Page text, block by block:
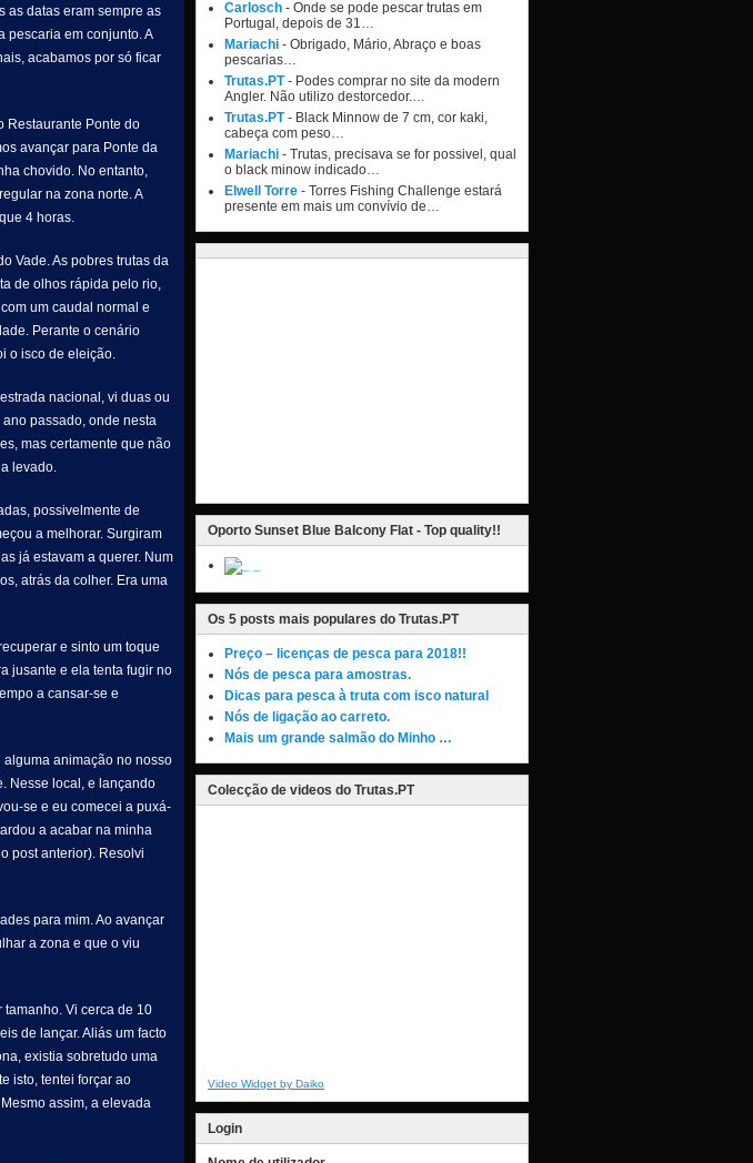
as datas eram sempre as
pescaria em conjunto. A
acabamos por só ficar
Restaurante Ponte do
avançar para Ponte da
chovido. No entanto,
na zona norte. A
4 horas.
Vade. As pobres trutas da
de olhos rápida pelo rio,
um caudal normal e
Perante o cenário
o isco de eleição.
nacional, vi duas ou
passado, onde nesta
mas certamente que não
levado.
possivelmente de
a melhorar. Surgiram
já estavam a querer. Num
atrás da colher. Era uma
e sinto um toque
jusante e ela tenta fugir no
a cansar-se e
animação no nosso
Nesse local, e lançando
se e eu comecei a puxá-
a acabar na minha
post anterior). Resolvi
para mim. Ao avançar
a zona e que o viu
tamanho. Vi cerca de 10
de lançar. Aliás um facto
existia sobretudo uma
isto, tentei forçar ao
assim, a elevada
Carlosch - Onde se pode pescar trutas em
Portugal, depois de 31…
Mariachi - Obrigado, Mário, Abraço e boas
pescarias…
Trutas.PT- Podes comprar no site da modern
Angler. Não utilizo destorcedor.…
Trutas.PT- Black Minnow de 7 cm, cor kaki,
cabeça com peso…
Mariachi - Trutas, precisava se for possivel, qual
o black minow indicado…
Elwell Torre - Torres Fishing Challenge estará
presente em mais um convívio de…
Oporto Sunset Blue Balcony Flat - Top quality!!
Os 5 posts mais populares do Trutas.PT
Preço – licenças de pesca para 2018!!
Nós de pesca para amostras.
Dicas para pesca à truta com isco natural
Nós de ligação ao carreto.
Mais um grande salmão do Minho …
Colecção de videos do Trutas.PT
Video Widget by Daiko
Login